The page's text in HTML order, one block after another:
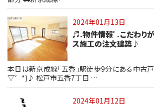
2024年01月13日
♬.物件情報ﾟ.こだわり
ス施工の注文建築♪
本日は新京成線「五香」駅徒歩9分にある中古
▽゜*)♪ 松戸市五香7丁目 …
2024年01月12日